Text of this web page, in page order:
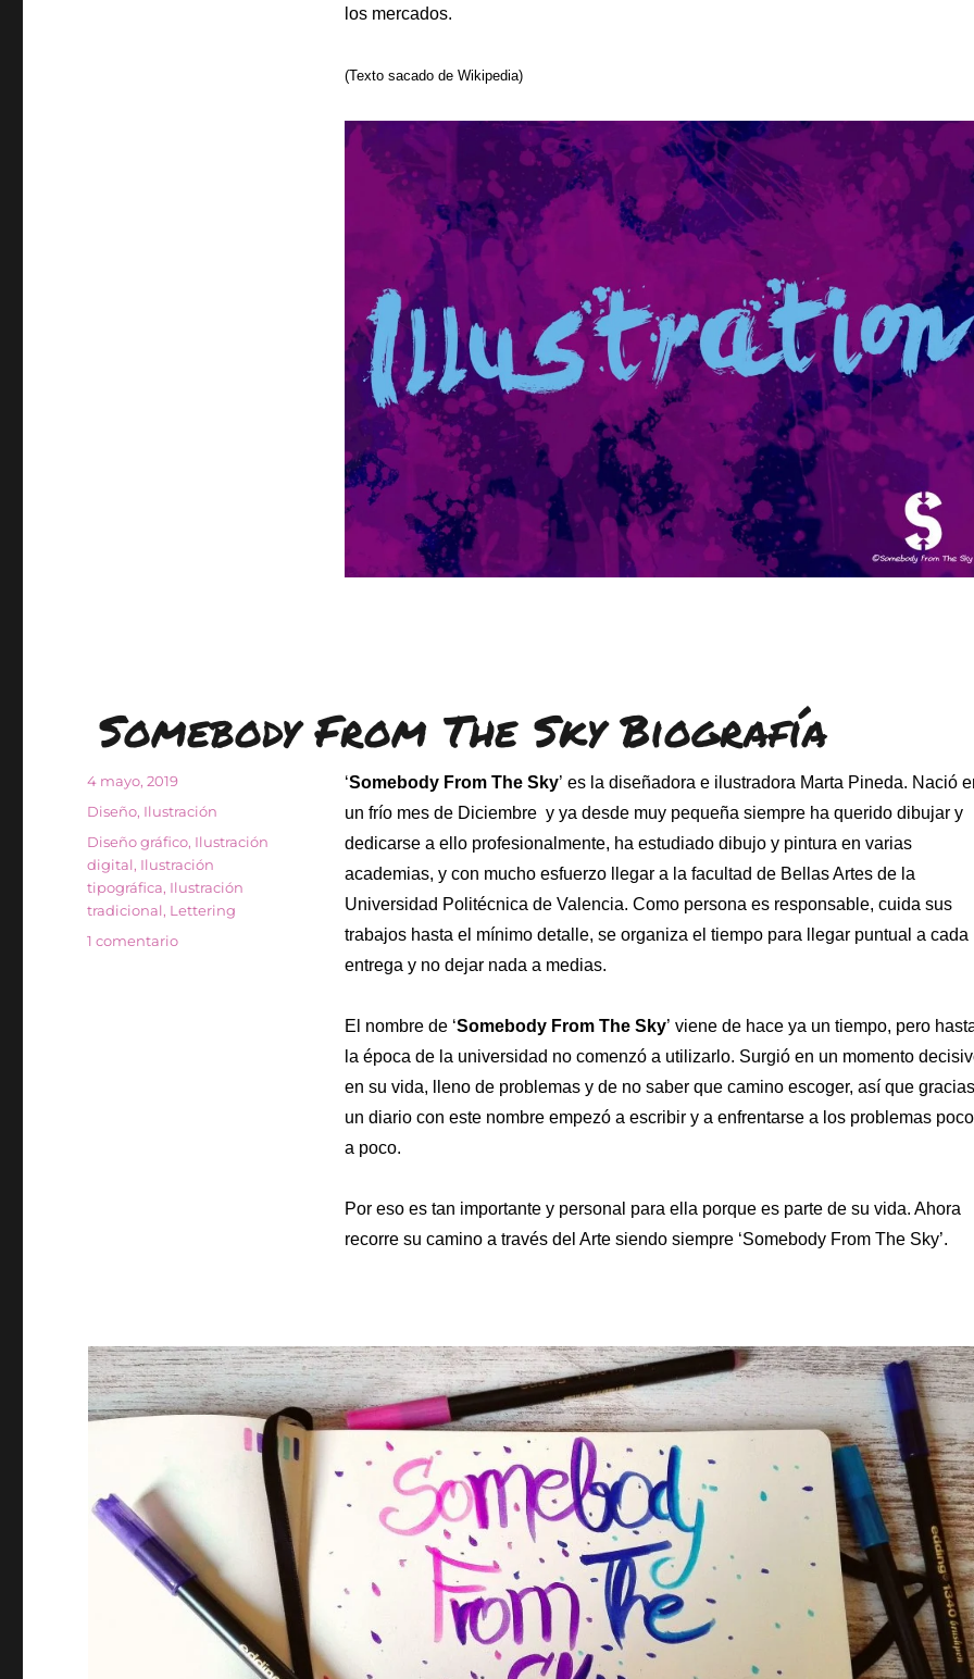
los mercados.
(Texto sacado de Wikipedia)
Somebody From The Sky Biografía
‘Somebody From The Sky’ es la diseñadora e ilustradora Marta Pineda. Nació
un frío mes de Diciembre y ya desde muy pequeña siempre ha querido dibujar y
dedicarse a ello profesionalmente, ha estudiado dibujo y pintura en varias
academias, y con mucho esfuerzo llegar a la facultad de Bellas Artes de la
Universidad Politécnica de Valencia. Como persona es responsable, cuida sus
trabajos hasta el mínimo detalle, se organiza el tiempo para llegar puntual a cada
entrega y no dejar nada a medias.
El nombre de ‘Somebody From The Sky’ viene de hace ya un tiempo, pero
la época de la universidad no comenzó a utilizarlo. Surgió en un momento
en su vida, lleno de problemas y de no saber que camino escoger, así que gracias
un diario con este nombre empezó a escribir y a enfrentarse a los problemas poco
a poco.
Por eso es tan importante y personal para ella porque es parte de su vida. Ahora
recorre su camino a través del Arte siendo siempre ‘Somebody From The Sky’.
Publicado
4 mayo, 2019
Categorías
Diseño, Ilustración
Etiquetas
Diseño gráfico, Ilustración
digital, Ilustración
tipográfica, Ilustración
tradicional, Lettering
1 comentarioen